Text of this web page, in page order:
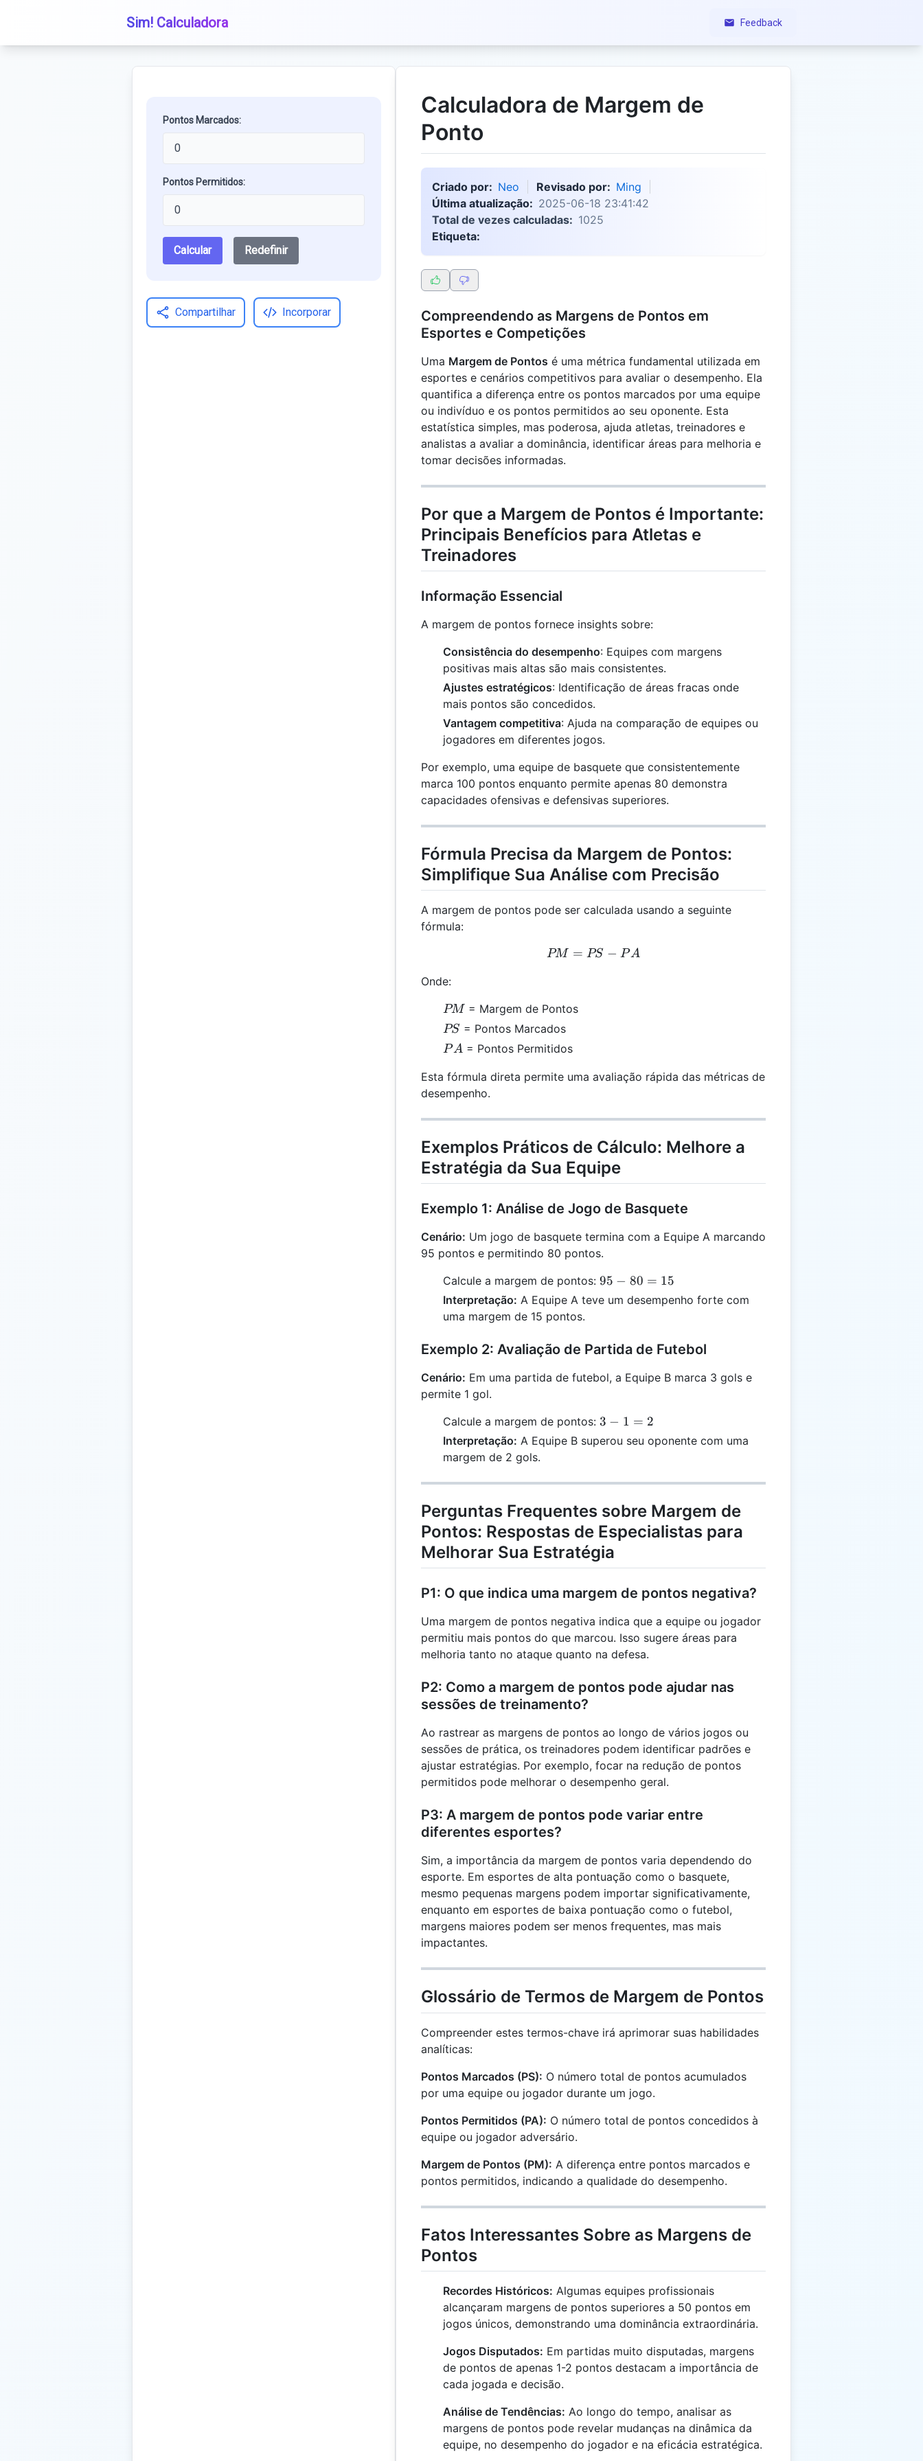
Sim! Calculadora Feedback
Pontos Marcados:
Pontos Permitidos:
Calcular Redefinir
Compartilhar Incorporar
Calculadora de Margem de
Ponto
Criado por: Neo Revisado por: Ming
Última atualização: 2025-06-18 23:41:42
Total de vezes calculadas: 1025
Etiqueta:
Compreendendo as Margens de Pontos em
Esportes e Competições
Uma Margem de Pontos é uma métrica fundamental utilizada em
esportes e cenários competitivos para avaliar o desempenho. Ela
quantifica a diferença entre os pontos marcados por uma equipe
ou indivíduo e os pontos permitidos ao seu oponente. Esta
estatística simples, mas poderosa, ajuda atletas, treinadores e
analistas a avaliar a dominância, identificar áreas para melhoria e
tomar decisões informadas.
Por que a Margem de Pontos é Importante:
Principais Benefícios para Atletas e
Treinadores
Informação Essencial
A margem de pontos fornece insights sobre:
Consistência do desempenho: Equipes com margens
positivas mais altas são mais consistentes.
Ajustes estratégicos: Identificação de áreas fracas onde
mais pontos são concedidos.
Vantagem competitiva: Ajuda na comparação de equipes ou
jogadores em diferentes jogos.
Por exemplo, uma equipe de basquete que consistentemente
marca 100 pontos enquanto permite apenas 80 demonstra
capacidades ofensivas e defensivas superiores.
Fórmula Precisa da Margem de Pontos:
Simplifique Sua Análise com Precisão
A margem de pontos pode ser calculada usando a seguinte
fórmula:
PM = PS - PA
PM = PS − PA
Onde:
PM
PM = Margem de Pontos
PS
PS = Pontos Marcados
PA
PA = Pontos Permitidos
Esta fórmula direta permite uma avaliação rápida das métricas de
desempenho.
Exemplos Práticos de Cálculo: Melhore a
Estratégia da Sua Equipe
Exemplo 1: Análise de Jogo de Basquete
Cenário: Um jogo de basquete termina com a Equipe A marcando
95 pontos e permitindo 80 pontos.
Calcule a margem de pontos: 95
-
15
95 − 80 = 15
Interpretação: A Equipe A teve um desempenho forte com
uma margem de 15 pontos.
Exemplo 2: Avaliação de Partida de Futebol
Cenário: Em uma partida de futebol, a Equipe B marca 3 gols e
permite 1 gol.
Calcule a margem de pontos: 3
-
2
3 − 1 = 2
Interpretação: A Equipe B superou seu oponente com uma
margem de 2 gols.
Perguntas Frequentes sobre Margem de
Pontos: Respostas de Especialistas para
Melhorar Sua Estratégia
P1: O que indica uma margem de pontos negativa?
Uma margem de pontos negativa indica que a equipe ou jogador
permitiu mais pontos do que marcou. Isso sugere áreas para
melhoria tanto no ataque quanto na defesa.
P2: Como a margem de pontos pode ajudar nas
sessões de treinamento?
Ao rastrear as margens de pontos ao longo de vários jogos ou
sessões de prática, os treinadores podem identificar padrões e
ajustar estratégias. Por exemplo, focar na redução de pontos
permitidos pode melhorar o desempenho geral.
P3: A margem de pontos pode variar entre
diferentes esportes?
Sim, a importância da margem de pontos varia dependendo do
esporte. Em esportes de alta pontuação como o basquete,
mesmo pequenas margens podem importar significativamente,
enquanto em esportes de baixa pontuação como o futebol,
margens maiores podem ser menos frequentes, mas mais
impactantes.
Glossário de Termos de Margem de Pontos
Compreender estes termos-chave irá aprimorar suas habilidades
analíticas:
Pontos Marcados (PS): O número total de pontos acumulados
por uma equipe ou jogador durante um jogo.
Pontos Permitidos (PA): O número total de pontos concedidos à
equipe ou jogador adversário.
Margem de Pontos (PM): A diferença entre pontos marcados e
pontos permitidos, indicando a qualidade do desempenho.
Fatos Interessantes Sobre as Margens de
Pontos
Recordes Históricos: Algumas equipes profissionais
alcançaram margens de pontos superiores a 50 pontos em
jogos únicos, demonstrando uma dominância extraordinária.
Jogos Disputados: Em partidas muito disputadas, margens
de pontos de apenas 1-2 pontos destacam a importância de
cada jogada e decisão.
Análise de Tendências: Ao longo do tempo, analisar as
margens de pontos pode revelar mudanças na dinâmica da
equipe, no desempenho do jogador e na eficácia estratégica.